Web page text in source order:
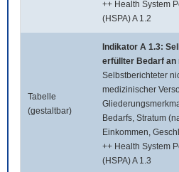
++ Health System
(HSPA) A 1.2
Tabelle
(gestaltbar)
Indikator A 1.3:
erfüllter Bedarf an
Selbstberichteter
medizinischer
Bedarfs, Stratum
Einkommen,
++ Health System
(HSPA) A 1.3